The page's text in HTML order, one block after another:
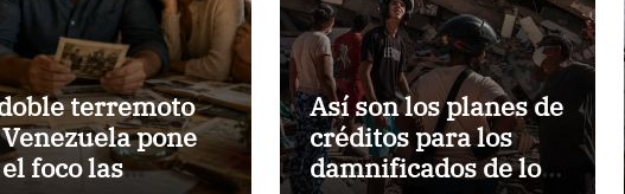
terremoto
pone
foco las
Así son los planes de
créditos para los
damnificados de los